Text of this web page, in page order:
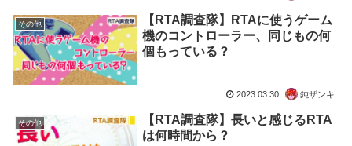
その他
【RTA調査隊】RTAに使うゲーム
機のコントローラー、同じもの何
個もっている？
2023.03.30 鈍ザンキ
その他
【RTA調査隊】長いと感じるRTA
は何時間から？